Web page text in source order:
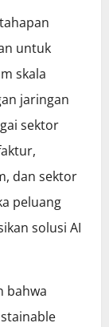
untuk
skala
jaringan
sektor
dan sektor
peluang
solusi AI
bahwa